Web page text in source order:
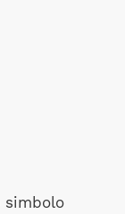
simbolo